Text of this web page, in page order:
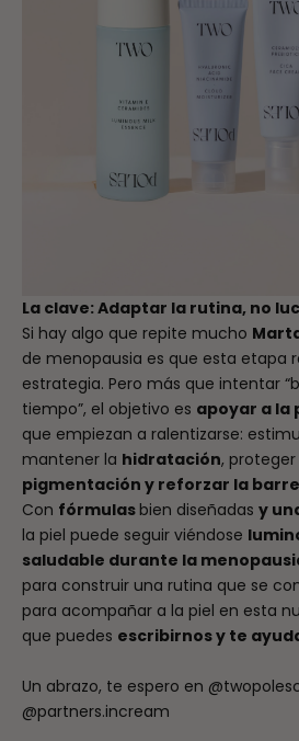
La clave: Adaptar la rutina, no
Si hay algo que repite mucho
de menopausia es que esta etapa
estrategia. Pero más que intentar
tiempo”, el objetivo es apoyar a la
que empiezan a ralentizarse:
mantener la hidratación,
pigmentación y reforzar la
Con fórmulasbien diseñadas y
la piel puede seguir viéndose
saludable durante la
para construir una rutina que se
para acompañar a la piel en esta
que puedes escribirnos y te
Un abrazo, te espero en
@partners.incream